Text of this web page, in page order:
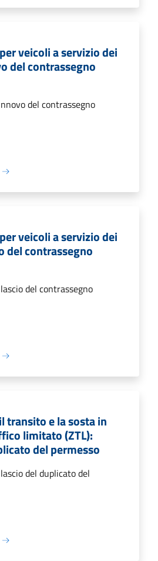
veicoli a servizio dei
del contrassegno
del contrassegno
veicoli a servizio dei
del contrassegno
del contrassegno
transito e la sosta in
limitato (ZTL):
del permesso
del duplicato del